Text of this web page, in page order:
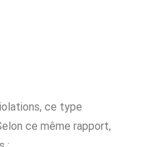
ce type
ce même rapport,